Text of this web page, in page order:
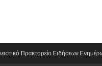
Πρακτορείο Ειδήσεων